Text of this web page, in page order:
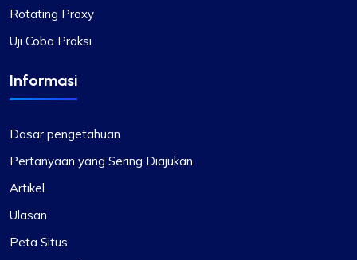
Rotating Proxy
Uji Coba Proksi
Informasi
Dasar pengetahuan
Pertanyaan yang Sering Diajukan
Artikel
Ulasan
Peta Situs